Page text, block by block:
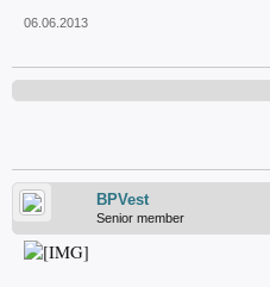
06.06.2013
BPVest
Senior member